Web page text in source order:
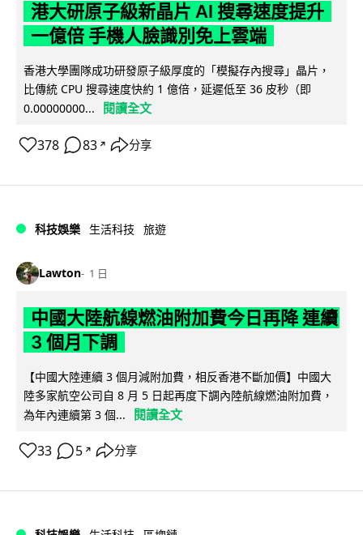
港大研原子級新晶片 AI 搜尋速度提升
一億倍 手機人臉識別免上雲端
香港大學團隊成功研發原子級厚度的「模擬存內搜尋」晶片，
比傳統 CPU 搜尋速度快約 1 億倍，延遲低至 36 皮秒（即
0.00000000...
閱讀全文
378 83 ↗ 分享
科技娛樂 生活科技 旅遊
Lawton 1 日
中國大陸航線燃油附加費今日再降 連續
3 個月下調
【中國大陸連續 3 個月減附加費，相反香港不斷加價】中國大
陸多家航空公司自 8 月 5 日起再度下調內陸航線燃油附加費，
為年內連續第 3 個...
閱讀全文
33 5 ↗ 分享